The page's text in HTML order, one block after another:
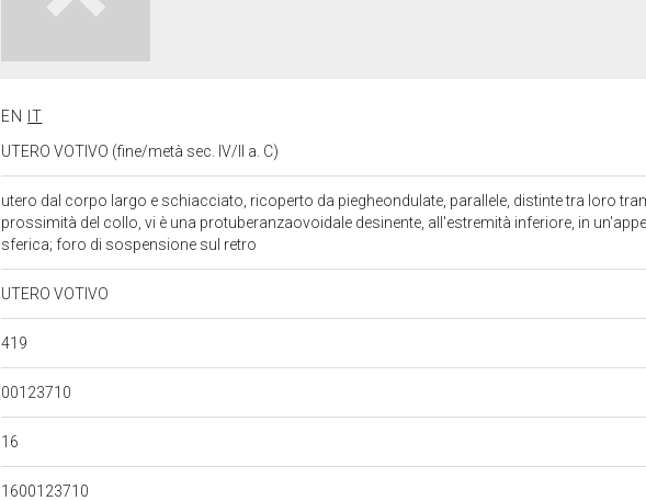
EN
IT
UTERO VOTIVO (fine/metà sec. IV/II a. C)
utero dal corpo largo e schiacciato, ricoperto da piegheondulate, parallele, distinte tra loro
prossimità del collo, vi è una protuberanzaovoidale desinente, all'estremità inferiore, in
sferica; foro di sospensione sul retro
UTERO VOTIVO
419
00123710
16
1600123710